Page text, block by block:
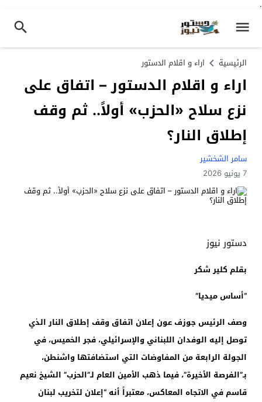
.
الرئيسية اراء و اقلام الدستور
اراء و اقلام الدستور – اتفاق على
نزع سلاح «الحزب» أولاً.. ثم وقف
إطلاق النار؟
سامر الشخشير
7 يونيو 2026
دستور نيوز
بقلم كلير شكر
“أساس ميديا”
وصف الرئيس جوزف عون إعلان اتفاق وقف إطلاق النار الذي
توصل إليه الوفدان اللبناني والإسرائيلي، فجر الخميس، في
الجولة الرابعة من المفاوضات التي استضافتها واشنطن،
بـ”الفرصة الأخيرة”، فيما ذهب الأمين العام لـ”الحزب” الشيخ نعيم
قاسم في الاتجاه المعاكس، معتبراً أنه “إعلان لتخريب لبنان